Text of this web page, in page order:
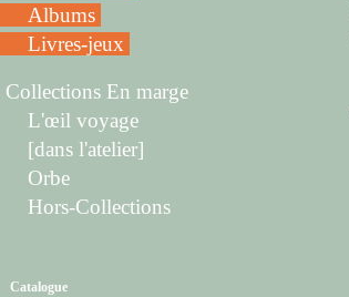
Albums
Livres-jeux
Collections En marge
L'œil voyage
[dans l'atelier]
Orbe
Hors-Collections
Catalogue